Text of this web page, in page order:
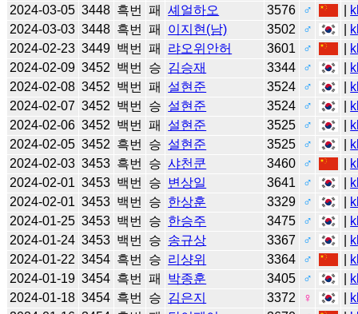
2024-03-05 3448 흑번 패 셰얼하오 3576 ♂
2024-03-03 3448 흑번 패 이지현(남) 3502 ♂
2024-02-23 3449 백번 패 랴오위안허 3601 ♂
2024-02-09 3452 백번 승 김승재 3344 ♂
2024-02-08 3452 백번 패 설현준 3524 ♂
2024-02-07 3452 백번 승 설현준 3524 ♂
2024-02-06 3452 백번 패 설현준 3525 ♂
2024-02-05 3452 흑번 승 설현준 3525 ♂
2024-02-03 3453 흑번 승 샤천쿤 3460 ♂
2024-02-01 3453 백번 승 변상일 3641 ♂
2024-02-01 3453 백번 승 한상훈 3329 ♂
2024-01-25 3453 백번 승 한승주 3475 ♂
2024-01-24 3453 백번 승 송규상 3367 ♂
2024-01-22 3454 흑번 승 리샹위 3364 ♂
2024-01-19 3454 흑번 패 박종훈 3405 ♂
2024-01-18 3454 흑번 승 김은지 3372 ♀